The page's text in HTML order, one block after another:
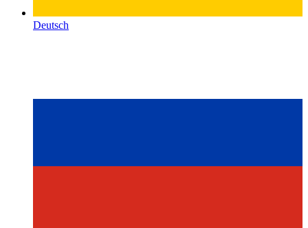
Deutsch